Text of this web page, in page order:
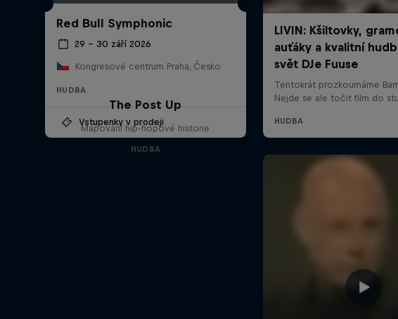
Red Bull Symphonic
29 – 30 září 2026
Kongresové centrum Praha, Česko
HUDBA
Vstupenky v prodeji
The Post Up
Mapování hip-hopové historie
HUDBA